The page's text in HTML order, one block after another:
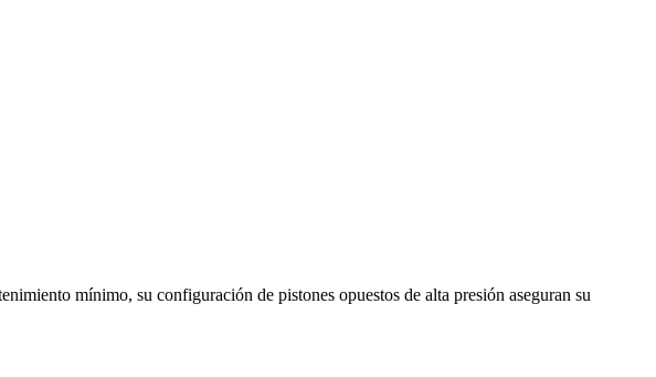
mínimo, su configuración de pistones opuestos de alta presión aseguran su